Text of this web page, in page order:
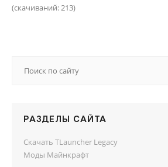
(cкачиваний: 213)
РАЗДЕЛЫ САЙТА
Скачать TLauncher Legacy
Моды Майнкрафт